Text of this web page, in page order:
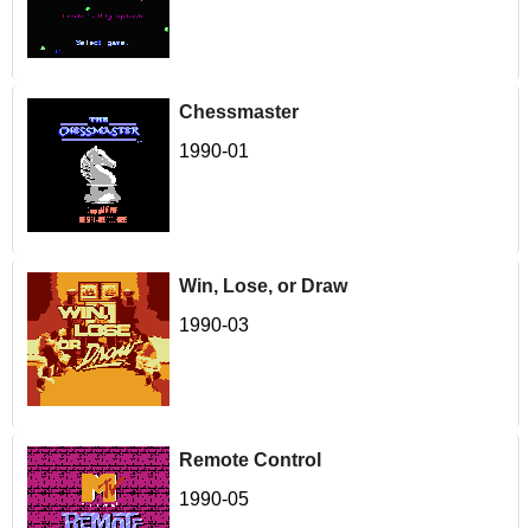
Chessmaster
1990-01
Win, Lose, or Draw
1990-03
Remote Control
1990-05